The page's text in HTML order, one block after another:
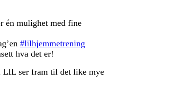
én mulighet med fine
#lilhjemmetrening
hva det er!
LIL ser fram til det like mye